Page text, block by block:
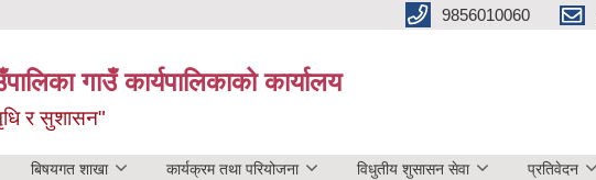
9856010060
गाउँ कार्यपालिकाको कार्यालय
र सुशासन"
बिषयगत शाखा कार्यक्रम तथा परियोजना विधुतीय शुसासन सेवा प्रतिवेदन